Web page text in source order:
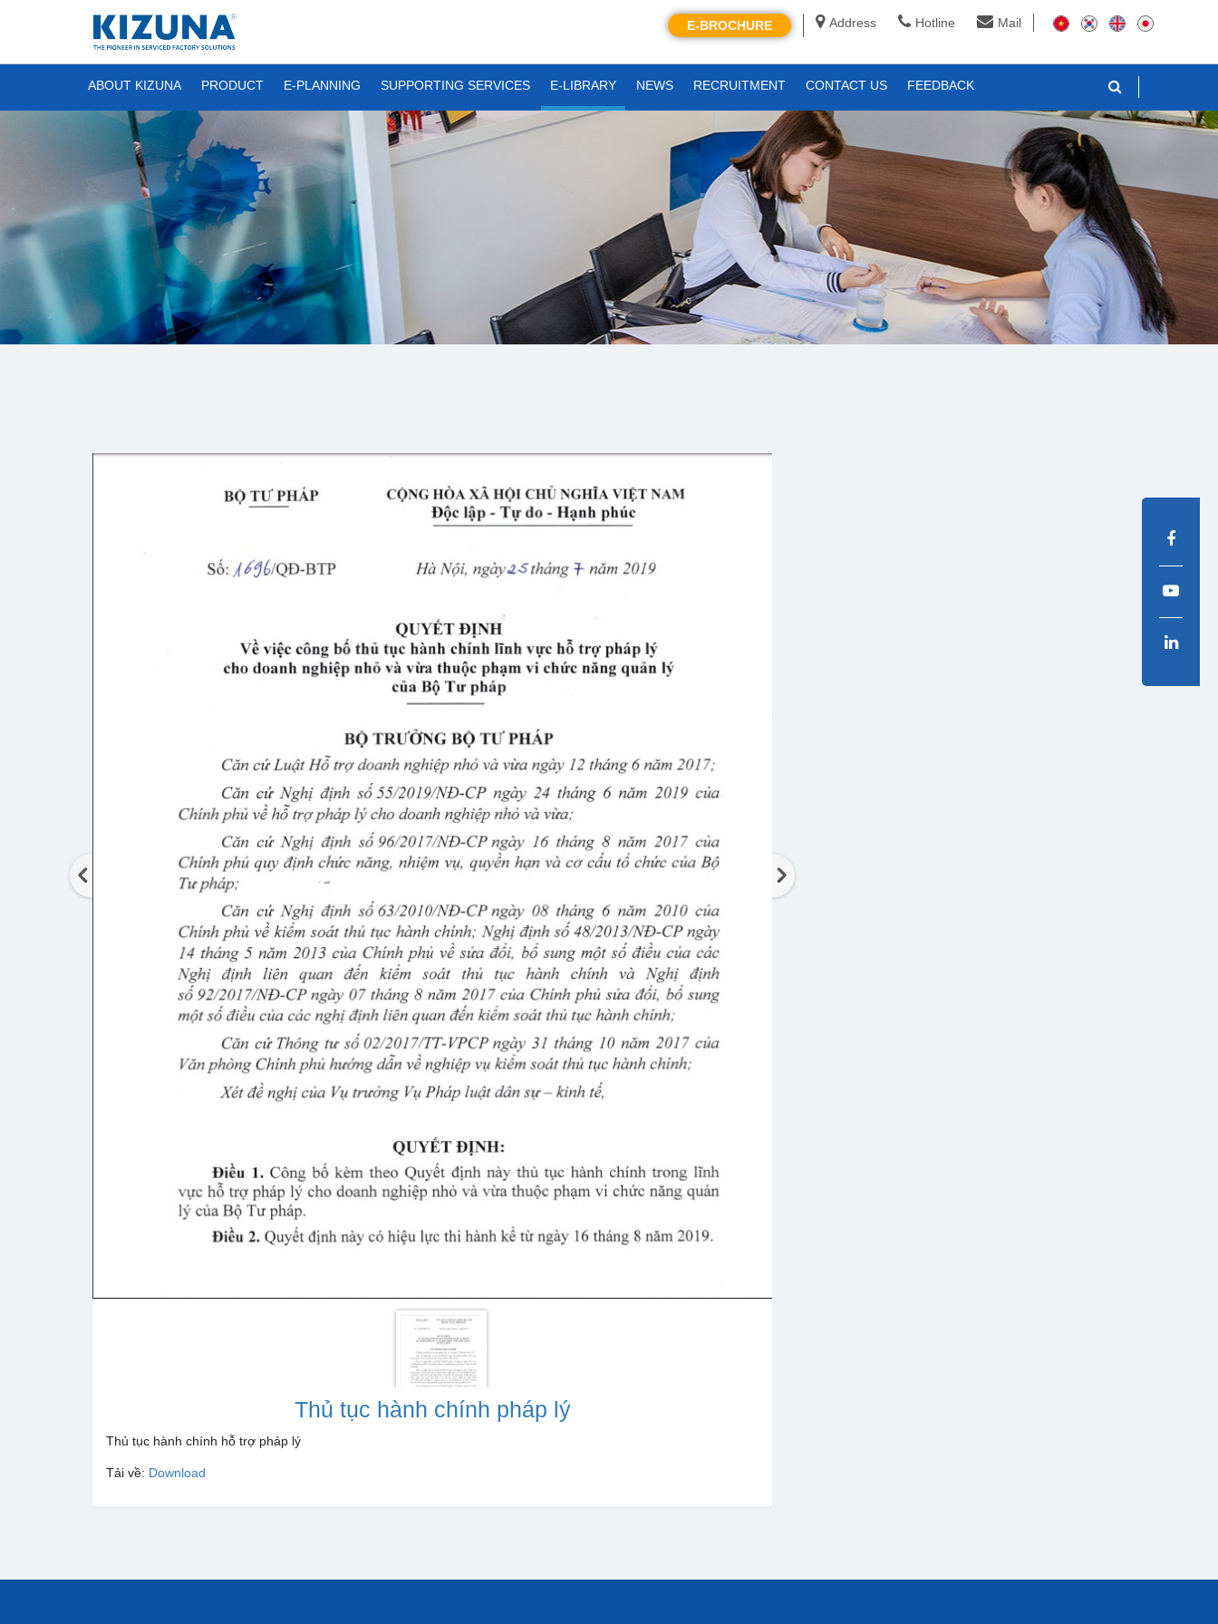
Address Hotline Mail
E-BROCHURE
ABOUT KIZUNA PRODUCT E-PLANNING SUPPORTING SERVICES E-LIBRARY NEWS RECRUITMENT CONTACT US FEEDBACK
Thủ tục hành chính pháp lý
Thủ tục hành chính hỗ trợ pháp lý
Tải về: Download